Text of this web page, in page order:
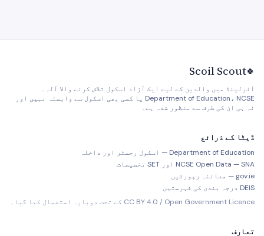
🍀
Scoil Scout
آئرلینڈ میں والدین کے لیے ایک آزاد اسکول تلاش کرنے والا آلہ۔
Department of Education، NCSE یا کسی بھی اسکول سے وابستہ نہیں اور
نہ ہی ان کی طرف سے منظور شدہ ہے۔
ڈیٹا کے ذرائع
Department of Education — اسکول رجسٹر اور داخلہ
NCSE Open Data — SNA اور SET تخصیصات
gov.ie — معائنہ رپورٹیں
DEIS درجہ بندی کی فہرستیں
CC BY 4.0 / Open Government Licence کے تحت دوبارہ استعمال کیا گیا۔
تعارف